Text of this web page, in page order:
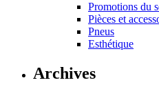
Promotions du
Pièces et
Pneus
Esthétique
Archives